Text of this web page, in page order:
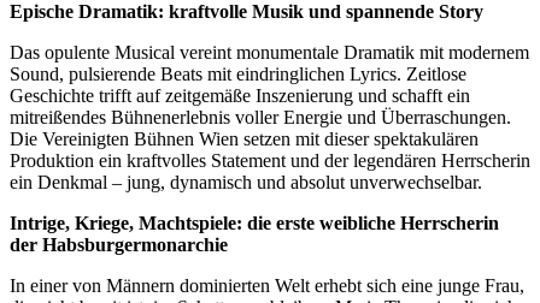
Epische Dramatik: kraftvolle Musik und spannende Story
Das opulente Musical vereint monumentale Dramatik mit modernem
Sound, pulsierende Beats mit eindringlichen Lyrics. Zeitlose
Geschichte trifft auf zeitgemäße Inszenierung und schafft ein
mitreißendes Bühnenerlebnis voller Energie und Überraschungen.
Die Vereinigten Bühnen Wien setzen mit dieser spektakulären
Produktion ein kraftvolles Statement und der legendären Herrscherin
ein Denkmal – jung, dynamisch und absolut unverwechselbar.
Intrige, Kriege, Machtspiele: die erste weibliche Herrscherin
der Habsburgermonarchie
In einer von Männern dominierten Welt erhebt sich eine junge Frau,